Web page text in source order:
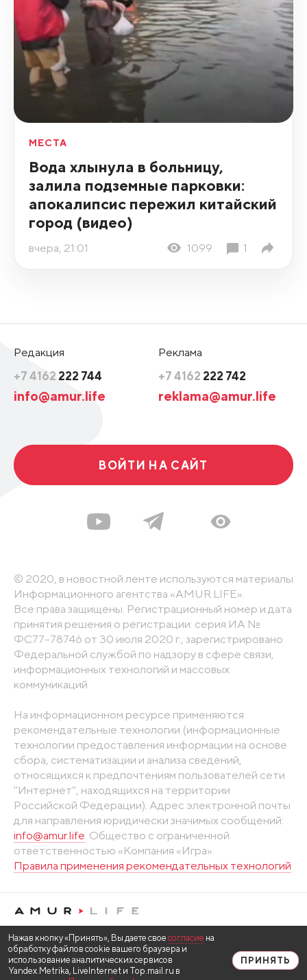
МЕСТА
Вода хлынула в больницу,
залила подземные парковки:
апокалипсис пережил китайский
город (видео)
вчера, 21:01 1099 1
Редакция
+7 4162 222 744
info@amur.life
Реклама
+7 4162 222 742
reklama@amur.life
ВОЙТИ НА САЙТ
© 2020, в новостной ленте используются материалы
Информационного агентства «AMUR.LIFE».
Все права защищены. Регистрационный номер и дата
принятия решения о регистрации: серия ИА №
ФС77-78746 от 30 июля 2020 г., зарегистрировано
Федеральной службой по надзору в сфере связи,
информационных технологий и массовых
коммуникаций
На информационном ресурсе применяются
рекомендательные технологии (информационные
технологии предоставления информации на основе
сбора, систематизации и анализа сведений,
относящихся к предпочтениям пользователей сети
"Интернет", находящихся на территории
Российской Федерации). Адрес электронной почты
для направления юридически значимых сообщений:
info@amur.life . Общество с ограниченной
ответственностью «Компания «Игра».
Правила применения рекомендательных технологий
Нажав кнопку «Принять», Вы даете свое согласие на
обработку файлов cookie вашего браузера и
использование аналитических сервисов
Yandex.Metrika, LiveInternet и Top.mail.ru в
ПРИНЯТЬ